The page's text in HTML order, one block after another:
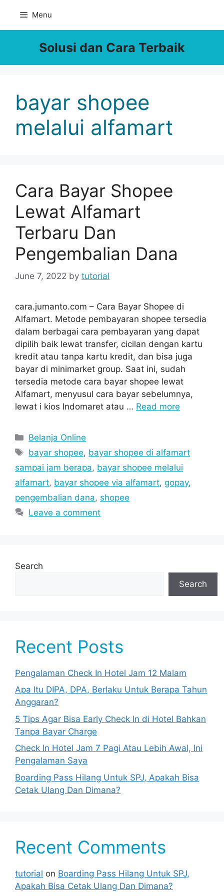
content
Menu
Solusi dan Cara Terbaik
bayar shopee
melalui alfamart
Cara Bayar Shopee
Lewat Alfamart
Terbaru Dan
Pengembalian Dana
June 7, 2022 by tutorial
cara.jumanto.com – Cara Bayar Shopee di
Alfamart. Metode pembayaran shopee tersedia
dalam berbagai cara pembayaran yang dapat
dipilih baik lewat transfer, cicilan dengan kartu
kredit atau tanpa kartu kredit, dan bisa juga
bayar di minimarket group. Saat ini, sudah
tersedia metode cara bayar shopee lewat
Alfamart, menyusul cara bayar sebelumnya,
lewat i kios Indomaret atau … Read more
Categories
Belanja Online
Tags
bayar shopee, bayar shopee di alfamart
sampai jam berapa, bayar shopee melalui
alfamart, bayar shopee via alfamart, gopay,
pengembalian dana, shopee
Leave a comment
Search
Search
Recent Posts
Pengalaman Check In Hotel Jam 12 Malam
Apa Itu DIPA, DPA, Berlaku Untuk Berapa Tahun
Anggaran?
5 Tips Agar Bisa Early Check In di Hotel Bahkan
Tanpa Bayar Charge
Check In Hotel Jam 7 Pagi Atau Lebih Awal, Ini
Pengalaman Saya
Boarding Pass Hilang Untuk SPJ, Apakah Bisa
Cetak Ulang Dan Dimana?
Recent Comments
tutorial on Boarding Pass Hilang Untuk SPJ,
Apakah Bisa Cetak Ulang Dan Dimana?